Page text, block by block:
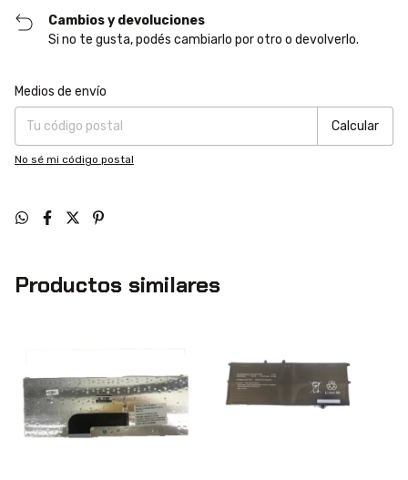
Cambios y devoluciones
Si no te gusta, podés cambiarlo por otro o devolverlo.
Entregas para el CP:
Medios de envío
Calcular
No sé mi código postal
Productos similares